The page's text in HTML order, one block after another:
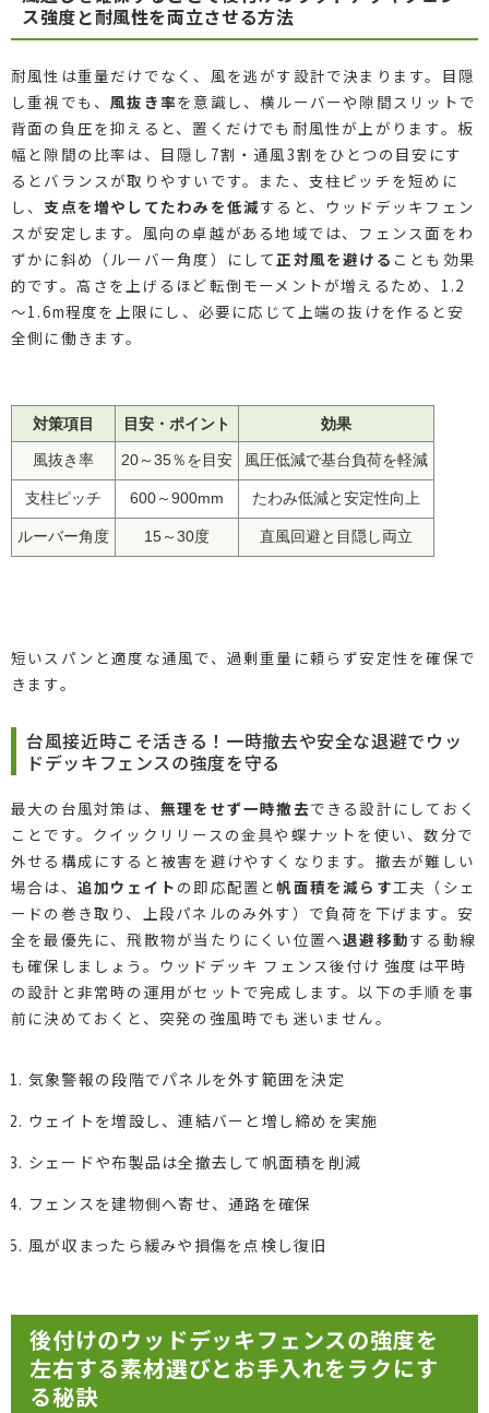
ス強度と耐風性を両立させる方法
耐風性は重量だけでなく、風を逃がす設計で決まります。目隠
し重視でも、風抜き率を意識し、横ルーバーや隙間スリットで
背面の負圧を抑えると、置くだけでも耐風性が上がります。板
幅と隙間の比率は、目隠し7割・通風3割をひとつの目安にす
るとバランスが取りやすいです。また、支柱ピッチを短めに
し、 支点を増やしてたわみを低減すると、ウッドデッキフェン
スが安定します。風向の卓越がある地域では、フェンス面をわ
ずかに斜め（ルーバー角度）にして 正対風を避ける ことも効果
的です。高さを上げるほど転倒モーメントが増えるため、1.2
～1.6m程度を上限にし、必要に応じて上端の抜けを作ると安
全側に働きます。
対策項目 目安・ポイント 効果
風抜き率 20～35％を目安 風圧低減で基台負荷を軽減
支柱ピッチ 600～900mm たわみ低減と安定性向上
ルーバー角度 15～30度 直風回避と目隠し両立
短いスパンと適度な通風で、過剰重量に頼らず安定性を確保で
きます。
台風接近時こそ活きる！一時撤去や安全な退避でウッ
ドデッキフェンスの強度を守る
最大の台風対策は、 無理をせず一時撤去できる設計にしておく
ことです。クイックリリースの金具や蝶ナットを使い、数分で
外せる構成にすると被害を避けやすくなります。撤去が難しい
場合は、 追加ウェイト の即応配置と帆面積を減らす工夫（シェ
ードの巻き取り、上段パネルのみ外す）で負荷を下げます。安
全を最優先に、飛散物が当たりにくい位置へ退避移動する動線
も確保しましょう。ウッドデッキ フェンス後付け 強度は平時
の設計と非常時の運用がセットで完成します。以下の手順を事
前に決めておくと、突発の強風時でも迷いません。
気象警報の段階でパネルを外す範囲を決定
ウェイトを増設し、連結バーと増し締めを実施
シェードや布製品は全撤去して帆面積を削減
フェンスを建物側へ寄せ、通路を確保
風が収まったら緩みや損傷を点検し復旧
後付けのウッドデッキフェンスの強度を
左右する素材選びとお手入れをラクにす
る秘訣